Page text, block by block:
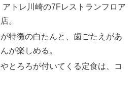
トレ川崎の7Fレストランフロア
。
特徴の白たんと、歯ごたえがあ
が楽しめる。
とろろが付いてくる定食は、コ